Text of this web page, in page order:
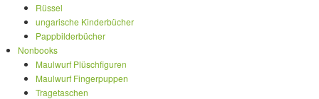
Rüssel
ungarische Kinderbücher
Pappbilderbücher
Nonbooks
Maulwurf Plüschfiguren
Maulwurf Fingerpuppen
Tragetaschen